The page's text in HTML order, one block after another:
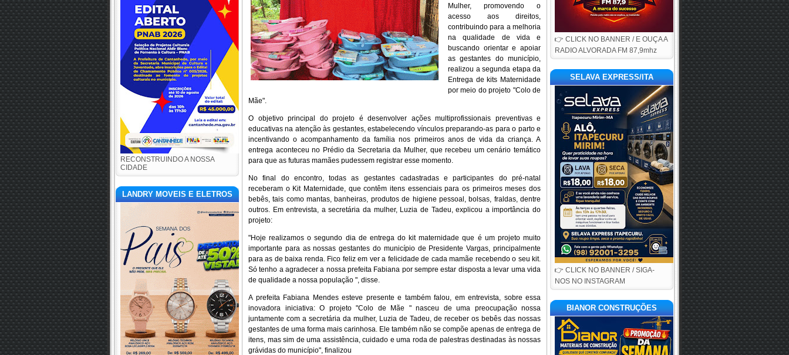
RECONSTRUINDO A NOSSA
CIDADE
LANDRY MOVEIS E ELETROS
Mulher, promovendo o
acesso aos direitos,
contribuindo para a melhoria
na qualidade de vida e
buscando orientar e apoiar
as gestantes do município,
realizou a segunda etapa da
Entrega de kits Maternidade
por meio do projeto "Colo de
Mãe".
O objetivo principal do projeto é desenvolver ações multiprofissionais preventivas e
educativas na atenção às gestantes, estabelecendo vínculos preparando-as para o parto e
incentivando o acompanhamento da família nos primeiros anos de vida da criança. A
entrega aconteceu no Prédio da Secretaria da Mulher, que recebeu um cenário temático
para que as futuras mamães pudessem registrar esse momento.
No final do encontro, todas as gestantes cadastradas e participantes do pré-natal
receberam o Kit Maternidade, que contêm itens essenciais para os primeiros meses dos
bebês, tais como mantas, banheiras, produtos de higiene pessoal, bolsas, fraldas, dentre
outros. Em entrevista, a secretária da mulher, Luzia de Tadeu, explicou a importância do
projeto:
"Hoje realizamos o segundo dia de entrega do kit maternidade que é um projeto muito
importante para as nossas gestantes do município de Presidente Vargas, principalmente
para as de baixa renda. Fico feliz em ver a felicidade de cada mamãe recebendo o seu kit.
Só tenho a agradecer a nossa prefeita Fabiana por sempre estar disposta a levar uma vida
de qualidade a nossa população ", disse.
A prefeita Fabiana Mendes esteve presente e também falou, em entrevista, sobre essa
inovadora iniciativa: O projeto "Colo de Mãe " nasceu de uma preocupação nossa
juntamente com a secretária da mulher, Luzia de Tadeu, de receber os bebês das nossas
gestantes de uma forma mais carinhosa. Ele também não se compõe apenas de entrega de
itens, mas sim de uma assistência, cuidado e uma roda de palestras destinadas às nossas
grávidas do município", finalizou
👉 CLICK NO BANNER / E OUÇA A
RADIO ALVORADA FM 87,9mhz
SELAVA EXPRESS/ITA
👉 CLICK NO BANNER / SIGA-
NOS NO INSTAGRAM
BIANOR CONSTRUÇÕES